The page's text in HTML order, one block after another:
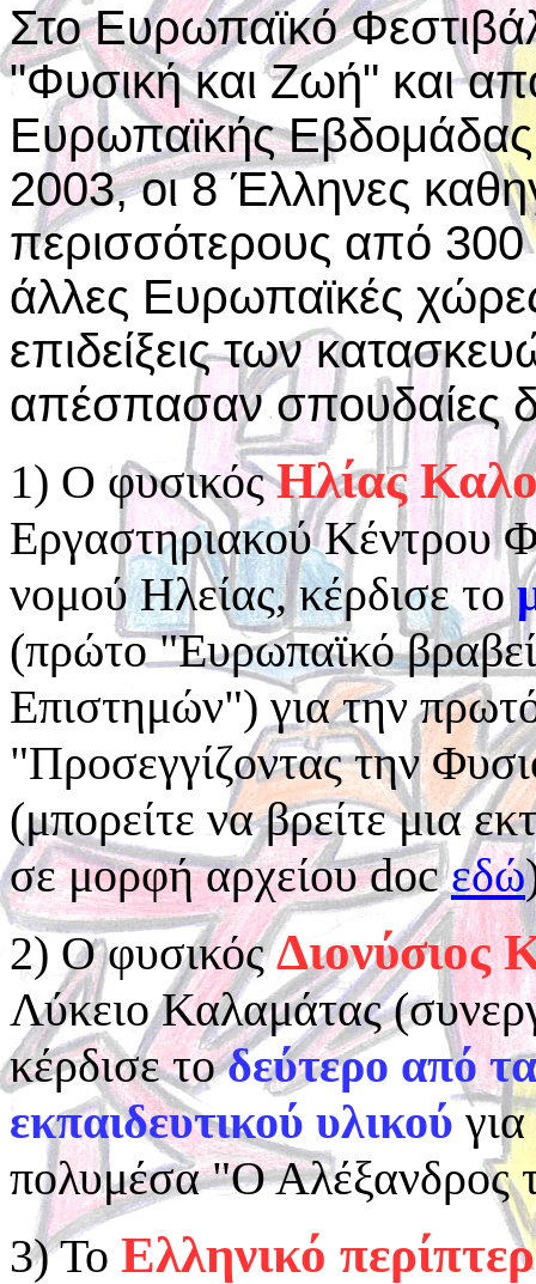
Στο Ευρωπαϊκό
"Φυσική και Ζωή" και
Ευρωπαϊκής Εβδομάδας
2003, οι 8 Έλληνες
περισσότερους από
άλλες Ευρωπαϊκές
επιδείξεις των
απέσπασαν σπουδαίες
1) Ο φυσικόςΗλίας
Εργαστηριακού Κέντρου
νομού Ηλείας, κέρδισε το
(πρώτο "Ευρωπαϊκό
Επιστημών") για την
"Προσεγγίζοντας την
(μπορείτε να βρείτε μια
σε μορφή αρχείου docεδώ
2) Ο φυσικόςΔιονύσιος
Λύκειο Καλαμάτας
κέρδισε τοδεύτερο από
εκπαιδευτικού υλικού
πολυμέσα "Ο Αλέξανδρος
3) Το Ελληνικό